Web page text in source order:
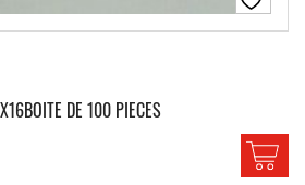
DE 100 PIECES